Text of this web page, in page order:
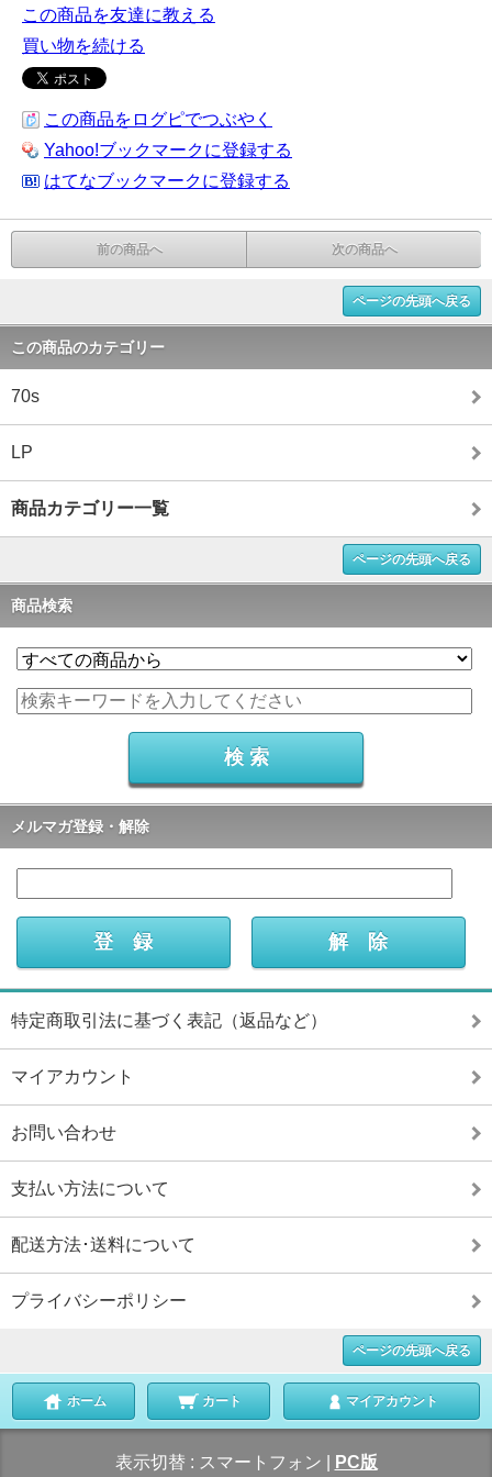
この商品を友達に教える
買い物を続ける
この商品をログピでつぶやく
Yahoo!ブックマークに登録する
はてなブックマークに登録する
前の商品へ 次の商品へ
ページの先頭へ戻る
この商品のカテゴリー
70s
LP
商品カテゴリー一覧
ページの先頭へ戻る
商品検索
メルマガ登録・解除
特定商取引法に基づく表記（返品など）
マイアカウント
お問い合わせ
支払い方法について
配送方法･送料について
プライバシーポリシー
ページの先頭へ戻る
ホーム カート マイアカウント
表示切替 : スマートフォン PC版